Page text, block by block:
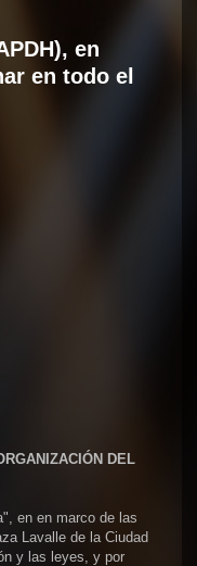
en
en todo el
DEL
en en marco de las
Lavalle de la Ciudad
y las leyes, y por